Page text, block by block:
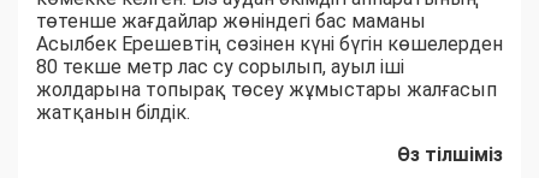
төтенше жағдайлар жөніндегі бас маманы
Асылбек Ерешевтің сөзінен күні бүгін көшелерден
80 текше метр лас су сорылып, ауыл іші
жолдарына топырақ төсеу жұмыстары жалғасып
жатқанын білдік.
Өз тілшіміз